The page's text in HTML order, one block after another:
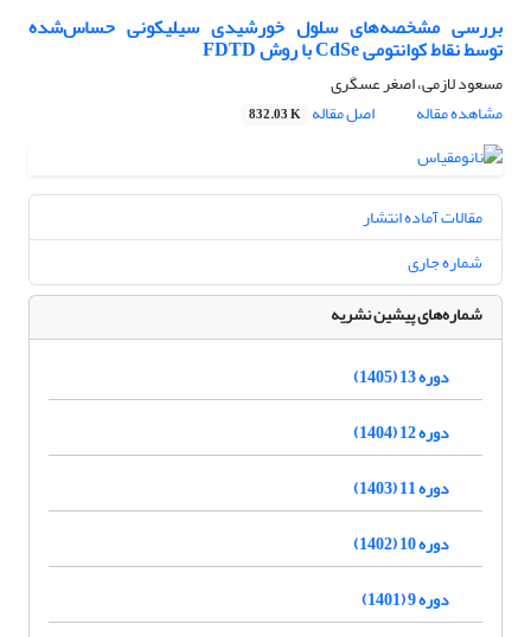
بررسی مشخصه‌های سلول خورشیدی سیلیکونی حساس‌شده
توسط نقاط کوانتومی CdSe با روش FDTD
مسعود لازمی، اصغر عسگری
مشاهده مقاله
اصل مقاله 832.03 K
مقالات آماده انتشار
شماره جاری
شماره‌های پیشین نشریه
دوره 13 (1405)
دوره 12 (1404)
دوره 11 (1403)
دوره 10 (1402)
دوره 9 (1401)